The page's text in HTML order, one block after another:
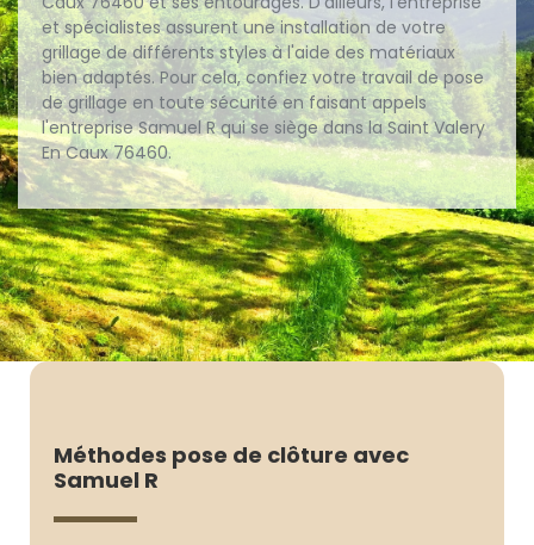
et spécialistes assurent une installation de votre
grillage de différents styles à l'aide des matériaux
bien adaptés. Pour cela, confiez votre travail de pose
de grillage en toute sécurité en faisant appels
l'entreprise Samuel R qui se siège dans la Saint Valery
En Caux 76460.
Méthodes pose de clôture avec
Samuel R